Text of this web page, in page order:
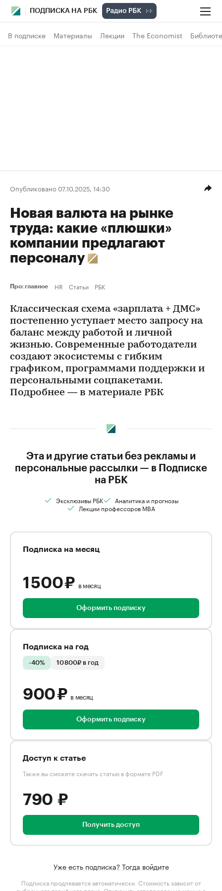
ПОДПИСКА НА РБК
В подписке Материалы Лекции The Economist
Опубликовано 07.10.2025, 14:30
Новая валюта на рынке
труда: какие «плюшки»
компании предлагают
персоналу
Про: главное HR Статьи РБК
Классическая схема «зарплата + ДМС»
постепенно уступает место запросу на
баланс между работой и личной
жизнью. Современные работодатели
создают экосистемы с гибким
графиком, программами поддержки и
персональными соцпакетами.
Подробнее — в материале РБК
Эта и другие статьи без рекламы и
персональные рассылки — в Подписке
на РБК
Эксклюзивы РБК
Аналитика и прогнозы
Лекции профессоров MBA
Подписка на месяц
1 500 ₽ в месяц
Оформить подписку
Подписка на год
-40% 10 800₽ в год
900 ₽ в месяц
Оформить подписку
Доступ к статье
Также вы сможете скачать статью в формате PDF
790 ₽
Получить доступ
Уже есть подписка? Тогда войдите
Подписка продлевается автоматически. Стоимость зависит от